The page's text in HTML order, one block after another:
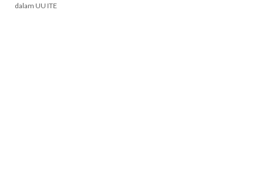
dalam UU ITE